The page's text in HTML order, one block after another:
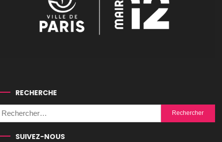
RECHERCHE
Rechercher :
SUIVEZ-NOUS